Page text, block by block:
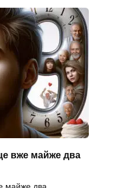
вже майже два
майже два